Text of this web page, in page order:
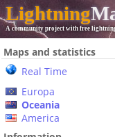
Lightning
A community project with free
Maps and statistics
Real Time
Europa
Oceania
America